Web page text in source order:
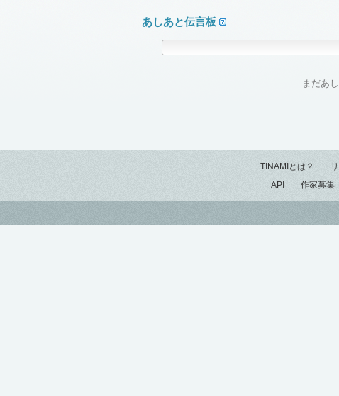
あしあと伝言板
まだあ
TINAMIとは？
API
作家募集